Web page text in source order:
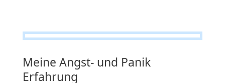
Meine Angst- und Panik
Erfahrung